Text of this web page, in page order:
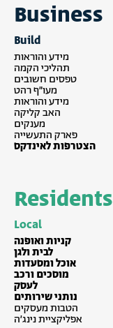
Business
Build
מידע והוראות
תהליכי הקמה
טפסים חשובים
מעו״ף רהט
מידע והוראות
האב קליקה
מענקים
פארק התעשייה
הצטרפות לאינדקס
Residents
Local
קניות ואופנה
לבית ולגן
אוכל ומסעדות
מוסכים ורכב
לעסק
נותני שירותים
הטבות מעסקים
אפליקציית נינג׳ה